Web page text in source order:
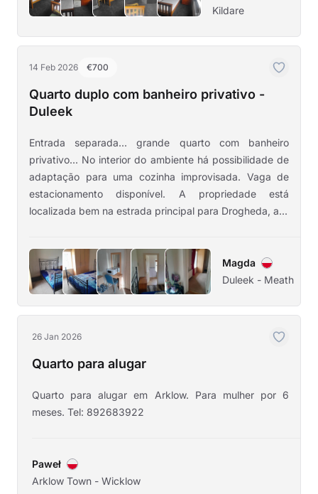
Kildare
14 Feb 2026 €700
Quarto duplo com banheiro privativo -
Duleek
Entrada separada... grande quarto com banheiro
privativo... No interior do ambiente há possibilidade de
adaptação para uma cozinha improvisada. Vaga de
estacionamento disponível. A propriedade está
localizada bem na estrada principal para Drogheda, a...
Magda
Duleek - Meath
26 Jan 2026
Quarto para alugar
Quarto para alugar em Arklow. Para mulher por 6
meses. Tel: 892683922
Paweł
Arklow Town - Wicklow